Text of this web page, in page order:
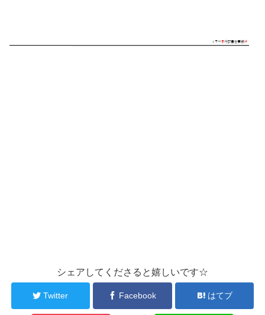
シェアしてくださると嬉しいです☆
Twitter Facebook はてブ